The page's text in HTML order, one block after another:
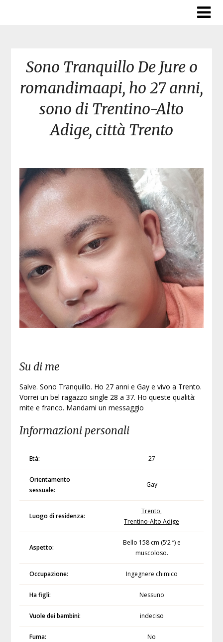
Sono Tranquillo De Jure o
romandimaapi, ho 27 anni,
sono di Trentino-Alto
Adige, città Trento
Su di me
Salve. Sono Tranquillo. Ho 27 anni e Gay e vivo a Trento.
Vorrei un bel ragazzo single 28 a 37. Ho queste qualità:
mite e franco. Mandami un messaggio
Informazioni personali
Età: 27
Orientamento
sessuale:
Gay
Luogo di residenza:
Trento,
Trentino-Alto Adige
Aspetto:
Bello 158 cm (5’2 “) e
muscoloso.
Occupazione: Ingegnere chimico
Ha figli: Nessuno
Vuole dei bambini: indeciso
Fuma: No